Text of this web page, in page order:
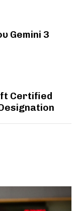
Gemini 3
Certified